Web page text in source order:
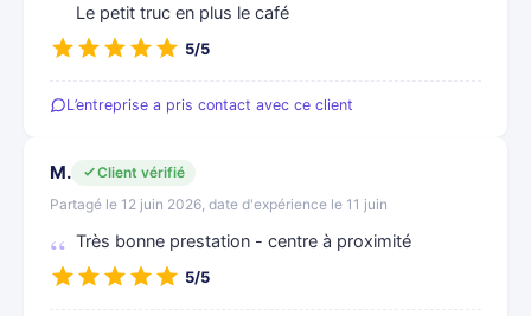
Le petit truc en plus le café
5/5
L’entreprise a pris contact avec ce client
M.
Client vérifié
Partagé le 12 juin 2026, date d'expérience le 11 juin
Très bonne prestation - centre à proximité
5/5